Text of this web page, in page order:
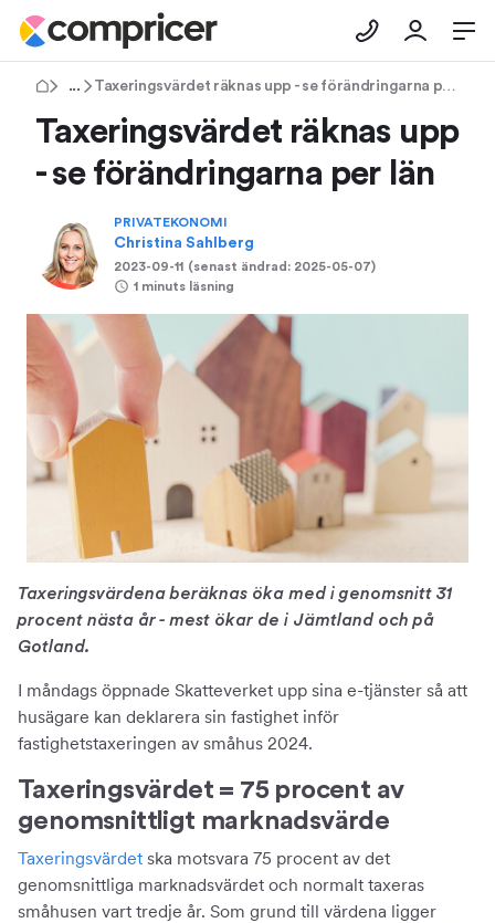
Tips & Råd Taxeringsvärdet räknas upp - se förändringarna per län
Taxeringsvärdet räknas upp
- se förändringarna per län
PRIVATEKONOMI
Christina Sahlberg
2023-09-11 (senast ändrad: 2025-05-07)
1 minuts läsning
Taxeringsvärdena beräknas öka med i genomsnitt 31
procent nästa år - mest ökar de i Jämtland och på
Gotland.
I måndags öppnade Skatteverket upp sina e-tjänster så att
husägare kan deklarera sin fastighet inför
fastighetstaxeringen av småhus 2024.
Taxeringsvärdet = 75 procent av
genomsnittligt marknadsvärde
Taxeringsvärdet ska motsvara 75 procent av det
genomsnittliga marknadsvärdet och normalt taxeras
småhusen vart tredje år. Som grund till värdena ligger